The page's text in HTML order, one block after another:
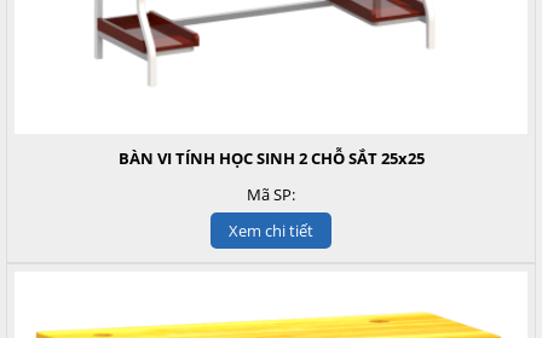
BÀN VI TÍNH HỌC SINH 2 CHỖ SẮT 25x25
Mã SP:
Xem chi tiết